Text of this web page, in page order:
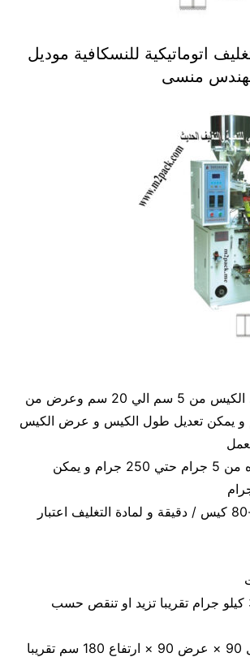
اتوماتيكية للنسكافية موديل
حجم الكيس طول الكيس من 5 سم الي 20 سم وعرض من
الي 14 سم و يمكن تعديل طول الكيس و عرض الكيس
كمية المواد المعبأه من 5 جرام حتي 250 جرام و يمكن
سرعة التعبئة 50-80 كيس / دقيقة و لمادة التغليف اعتبار
وزن الماكينة 300 كيلو جرام تقريبا تزيد او تنقص حسب
أبعاد الماكينة طول 90 × عرض 90 × ارتفاع 180 سم تقريبا